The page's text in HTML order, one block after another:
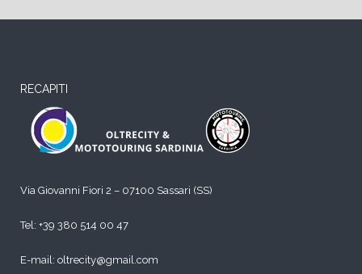
RECAPITI
Via Giovanni Fiori 2 – 07100 Sassari (SS)
Tel: +39 380 514 00 47
E-mail: oltrecity@gmail.com